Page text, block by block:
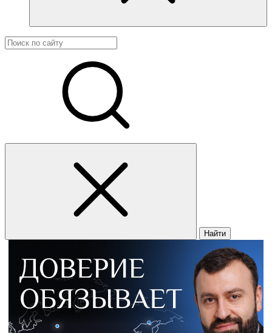
Найти